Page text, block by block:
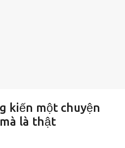
kiến một chuyện
là thật